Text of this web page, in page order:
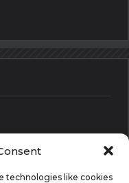
technologies like cookies